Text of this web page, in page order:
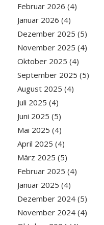
Februar 2026 (4)
Januar 2026 (4)
Dezember 2025 (5)
November 2025 (4)
Oktober 2025 (4)
September 2025 (5)
August 2025 (4)
Juli 2025 (4)
Juni 2025 (5)
Mai 2025 (4)
April 2025 (4)
März 2025 (5)
Februar 2025 (4)
Januar 2025 (4)
Dezember 2024(5)
November 2024(4)